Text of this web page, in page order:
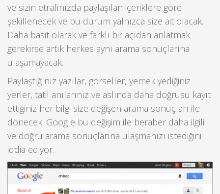
ve sizin etrafınızda paylaşılan içeriklere göre
şekillenecek ve bu durum yalnızca size ait olacak.
Daha basit olarak ve farklı bir açıdan anlatmak
gerekirse artık herkes aynı arama sonuçlarına
ulaşamayacak.
Paylaştığınız yazılar, görseller, yemek yediğiniz
yerler, tatil anılarınız ve aslında daha doğrusu kayıt
ettiğiniz her bilgi size değişen arama sonuçları ile
dönecek. Google bu değişim ile beraber daha ilgili
ve doğru arama sonuçlarına ulaşmanızı istediğini
iddia ediyor.